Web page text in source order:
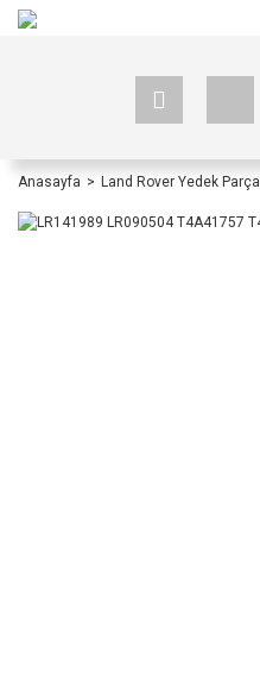
Anasayfa Land Rover Yedek Parça